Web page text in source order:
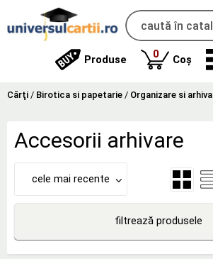
Produse 0produse
Coș
Cărţi / Birotica si papetarie / Organizare si arhiva
Accesorii arhivare
cele mai recente
filtrează produsele